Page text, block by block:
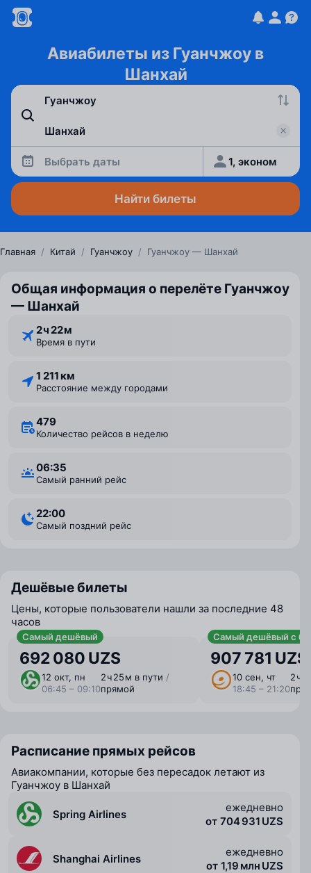
Авиабилеты из Гуанчжоу в
Шанхай
Выбрать даты 1, эконом
Найти билеты
Главная / Китай / Гуанчжоу / Гуанчжоу — Шанхай
Общая информация о перелёте Гуанчжоу
— Шанхай
2 ⁠ч 22 ⁠м
Время в пути
1 211 км
Расстояние между городами
479
Количество рейсов в неделю
06:35
Самый ранний рейс
22:00
Самый поздний рейс
Дешёвые билеты
Цены, которые пользователи нашли за последние 48
часов
Самый дешёвый
692 080 UZS
12 окт, пн
06:45 – 09:10
2 ⁠ч 25 ⁠м в пути /
прямой
Самый дешёвый с
907 781 UZS
10 сен, чт
18:45 – 21:20
2 ⁠ч
Расписание прямых рейсов
Авиакомпании, которые без пересадок летают из
Гуанчжоу в Шанхай
Spring Airlines
ежедневно
от 704 931 UZS
Shanghai Airlines
ежедневно
от 1,19 млн UZS